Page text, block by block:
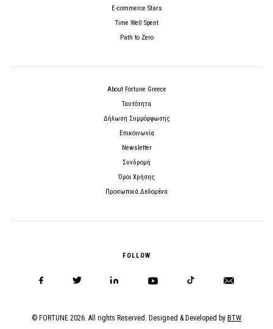
E-commerce Stars
Time Well Spent
Path to Zero
About Fortune Greece
Ταυτότητα
Δήλωση Συμμόρφωσης
Επικοινωνία
Newsletter
Συνδρομή
Όροι Χρήσης
Προσωπικά Δεδομένα
FOLLOW
© FORTUNE 2026. All rights Reserved. Designed & Developed by BTW